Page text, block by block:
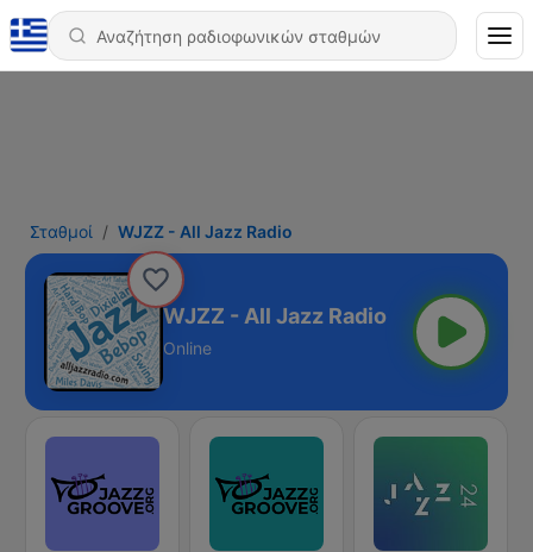
Σταθμοί WJZZ - All Jazz Radio
WJZZ - All Jazz Radio
Online